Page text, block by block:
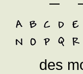
des